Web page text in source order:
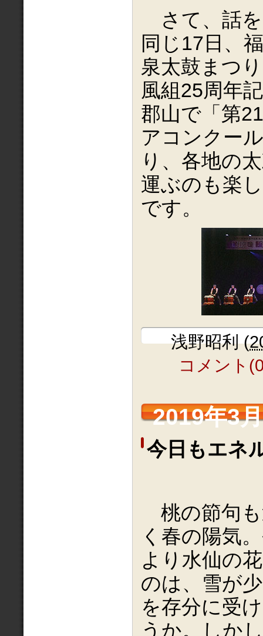
さて、話を
同じ17日、
泉太鼓まつ
風組25周年
郡山で「第
アコンクー
り、各地の
運ぶのも楽
です。
浅野昭利(
コメント
2019年3
今日もエネ
桃の節句
く春の陽気
より水仙の
のは、雪が
を存分に受
うか。しか